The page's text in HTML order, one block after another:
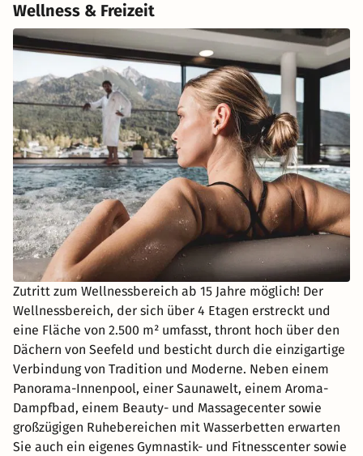
Wellness & Freizeit
Zutritt zum Wellnessbereich ab 15 Jahre möglich! Der
Wellnessbereich, der sich über 4 Etagen erstreckt und
eine Fläche von 2.500 m² umfasst, thront hoch über den
Dächern von Seefeld und besticht durch die einzigartige
Verbindung von Tradition und Moderne. Neben einem
Panorama-Innenpool, einer Saunawelt, einem Aroma-
Dampfbad, einem Beauty- und Massagecenter sowie
großzügigen Ruhebereichen mit Wasserbetten erwarten
Sie auch ein eigenes Gymnastik- und Fitnesscenter sowie